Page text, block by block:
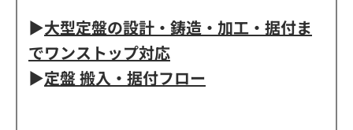
▶大型定盤の設計・鋳造・加工・据付ま
でワンストップ対応
▶定盤 搬入・据付フロー